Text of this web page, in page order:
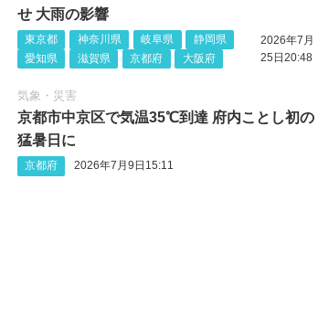
せ 大雨の影響
東京都 神奈川県 岐阜県
静岡県
愛知県
滋賀県 京都府 大阪府
2026年7月
25日20:48
気象・災害
京都市中京区で気温35℃到達 府内ことし初の
猛暑日に
京都府 2026年7月9日15:11